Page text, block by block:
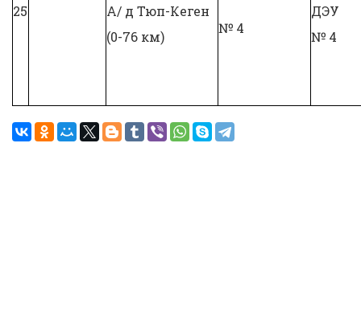
25
А/ д Тюп-Кеген
(0-76 км)
№ 4
ДЭУ
№ 4